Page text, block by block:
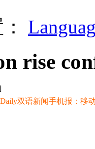
rise
双语新闻手机报：移